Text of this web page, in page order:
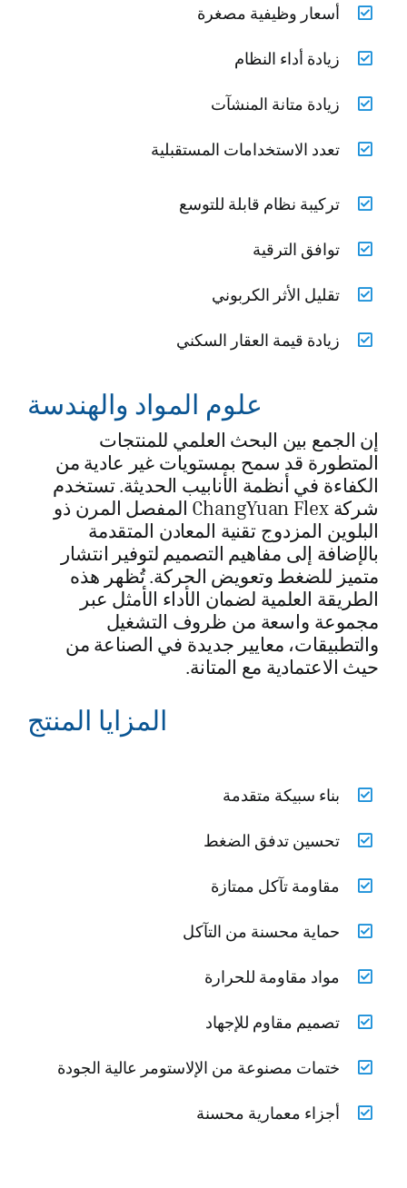
أسعار وظيفية مصغرة
زيادة أداء النظام
زيادة متانة المنشآت
تعدد الاستخدامات المستقبلية
تركيبة نظام قابلة للتوسع
توافق الترقية
تقليل الأثر الكربوني
زيادة قيمة العقار السكني
علوم المواد والهندسة
إن الجمع بين البحث العلمي للمنتجات
المتطورة قد سمح بمستويات غير عادية من
الكفاءة في أنظمة الأنابيب الحديثة. تستخدم
شركة ChangYuan Flex المفصل المرن ذو
البلوين المزدوج تقنية المعادن المتقدمة
بالإضافة إلى مفاهيم التصميم لتوفير انتشار
متميز للضغط وتعويض الحركة. تُظهر هذه
الطريقة العلمية لضمان الأداء الأمثل عبر
مجموعة واسعة من ظروف التشغيل
والتطبيقات، معايير جديدة في الصناعة من
حيث الاعتمادية مع المتانة.
المزايا المنتج
بناء سبيكة متقدمة
تحسين تدفق الضغط
مقاومة تآكل ممتازة
حماية محسنة من التآكل
مواد مقاومة للحرارة
تصميم مقاوم للإجهاد
ختمات مصنوعة من الإلاستومر عالية الجودة
أجزاء معمارية محسنة